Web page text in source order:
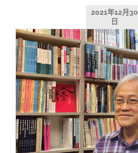
2021年12月30
日